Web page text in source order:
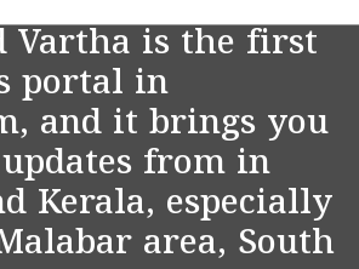
Vartha is the first
portal in
and it brings you
from in
Kerala, especially
area, South